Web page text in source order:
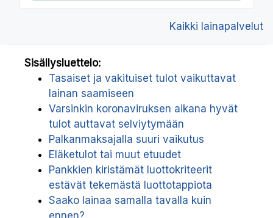
Kaikki lainapalvelut
Sisällysluettelo:
Tasaiset ja vakituiset tulot vaikuttavat
lainan saamiseen
Varsinkin koronaviruksen aikana hyvät
tulot auttavat selviytymään
Palkanmaksajalla suuri vaikutus
Eläketulot tai muut etuudet
Pankkien kiristämät luottokriteerit
estävät tekemästä luottotappiota
Saako lainaa samalla tavalla kuin
ennen?